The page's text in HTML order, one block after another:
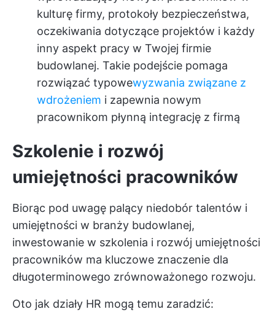
kulturę firmy, protokoły bezpieczeństwa,
oczekiwania dotyczące projektów i każdy
inny aspekt pracy w Twojej firmie
budowlanej. Takie podejście pomaga
rozwiązać typowewyzwania związane z
wdrożeniem i zapewnia nowym
pracownikom płynną integrację z firmą
Szkolenie i rozwój
umiejętności pracowników
Biorąc pod uwagę palący niedobór talentów i
umiejętności w branży budowlanej,
inwestowanie w szkolenia i rozwój umiejętności
pracowników ma kluczowe znaczenie dla
długoterminowego zrównoważonego rozwoju.
Oto jak działy HR mogą temu zaradzić: